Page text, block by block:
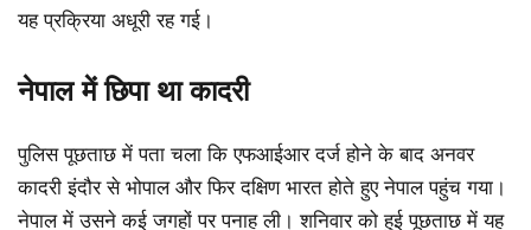
यह प्रक्रिया अधूरी रह गई।
नेपाल में छिपा था कादरी
पुलिस पूछताछ में पता चला कि एफआईआर दर्ज होने के बाद अनवर
कादरी इंदौर से भोपाल और फिर दक्षिण भारत होते हुए नेपाल पहुंच गया।
नेपाल में उसने कई जगहों पर पनाह ली। शनिवार को हुई पूछताछ में यह